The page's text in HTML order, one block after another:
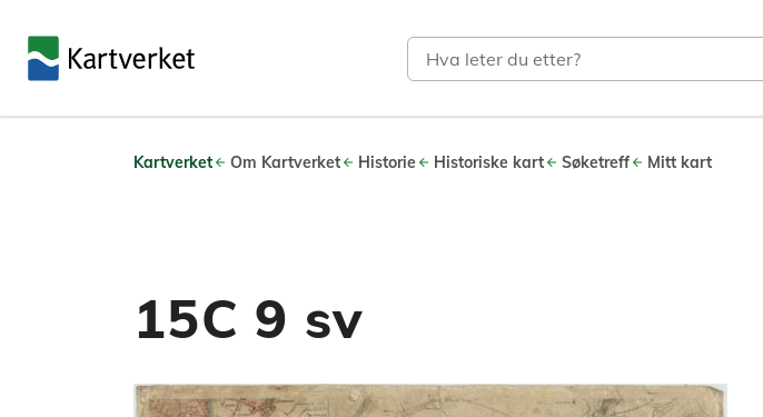
Søk
Kartverket Om Kartverket Historie Historiske kart Søketreff Mitt kart
15C 9 sv